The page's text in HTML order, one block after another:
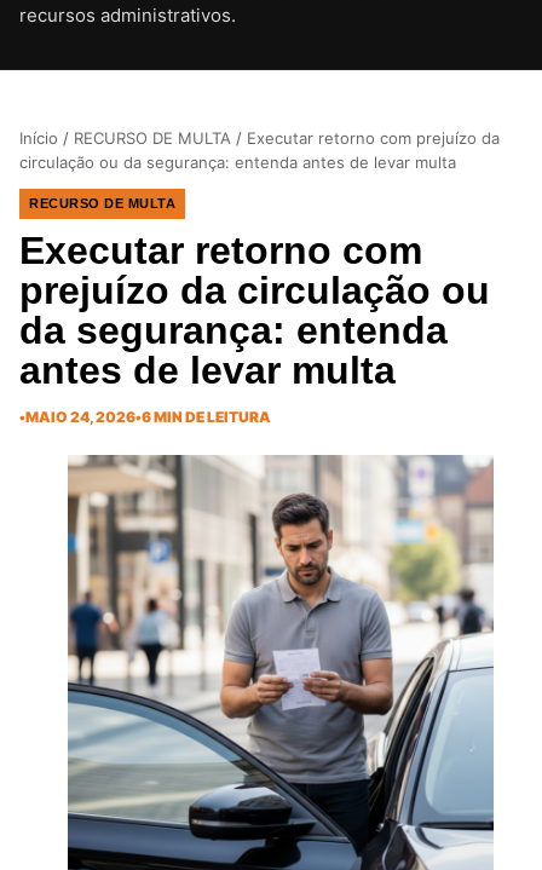
recursos administrativos.CLIQUE PARA ATIVAR O SOM
Início / RECURSO DE MULTA / Executar retorno com prejuízo da
circulação ou da segurança: entenda antes de levar multa
RECURSO DE MULTA
Executar retorno com
prejuízo da circulação ou
da segurança: entenda
antes de levar multa
•MAIO 24, 2026•6 MIN DE LEITURA